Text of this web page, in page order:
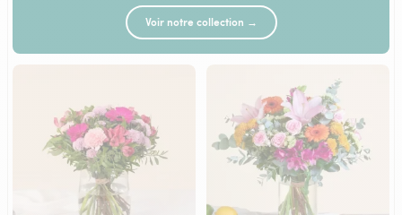
Voir notre collection →